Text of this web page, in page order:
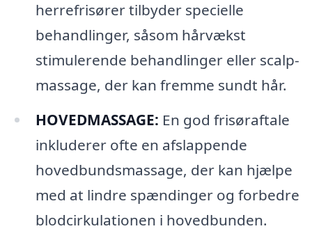
herrefrisører tilbyder specielle
behandlinger, såsom hårvækst
stimulerende behandlinger eller scalp-
massage, der kan fremme sundt hår.
HOVEDMASSAGE: En god frisøraftale
inkluderer ofte en afslappende
hovedbundsmassage, der kan hjælpe
med at lindre spændinger og forbedre
blodcirkulationen i hovedbunden.